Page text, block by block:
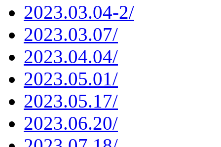
2023.03.04-2/
2023.03.07/
2023.04.04/
2023.05.01/
2023.05.17/
2023.06.20/